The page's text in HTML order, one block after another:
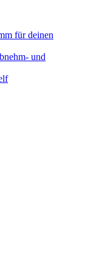
für deinen
und